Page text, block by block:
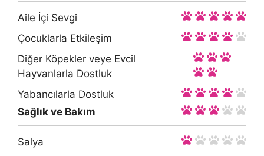
Aile İçi Sevgi
Çocuklarla Etkileşim
Diğer Köpekler veye Evcil
Hayvanlarla Dostluk
Yabancılarla Dostluk
Sağlık ve Bakım
Salya